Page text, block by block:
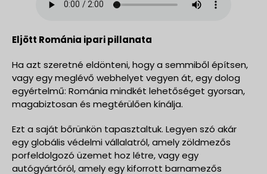
Eljött Románia ipari pillanata
Ha azt szeretné eldönteni, hogy a semmiből építsen,
vagy egy meglévő webhelyet vegyen át, egy dolog
egyértelmű: Románia mindkét lehetőséget gyorsan,
magabiztosan és megtérülően kínálja.
Ezt a saját bőrünkön tapasztaltuk. Legyen szó akár
egy globális védelmi vállalatról, amely zöldmezős
porfeldolgozó üzemet hoz létre, vagy egy
autógyártóról, amely egy kiforrott barnamezős